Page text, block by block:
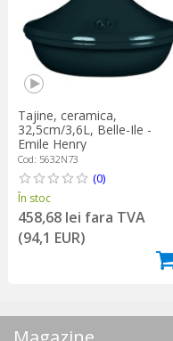
Tajine, ceramica,
32,5cm/3,6L, Belle-Ile -
Emile Henry
Cod: 5632N73
(0)
În stoc
458,68 lei fara TVA
(94,1 EUR)